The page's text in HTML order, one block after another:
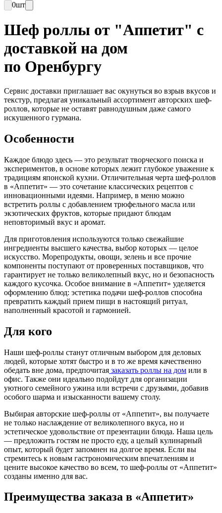
0шт
Шеф роллы от "Аппетит" с
доставкой на дом
по Оренбургу
Сервис доставки приглашает вас окунуться во взрыв вкусов и
текстур, предлагая уникальный ассортимент авторских шеф-
роллов, которые не оставят равнодушным даже самого
искушенного гурмана.
Особенности
Каждое блюдо здесь — это результат творческого поиска и
экспериментов, в основе которых лежит глубокое уважение к
традициям японской кухни. Отличительная черта шеф-роллов
в «Аппетит» — это сочетание классических рецептов с
инновационными идеями. Например, в меню можно
встретить роллы с добавлением трюфельного масла или
экзотических фруктов, которые придают блюдам
неповторимый вкус и аромат.
Для приготовления используются только свежайшие
ингредиенты высшего качества, выбор которых — целое
искусство. Морепродукты, овощи, зелень и все прочие
компоненты поступают от проверенных поставщиков, что
гарантирует не только великолепный вкус, но и безопасность
каждого кусочка. Особое внимание в «Аппетит» уделяется
оформлению блюд: эстетика подачи шеф-роллов способна
превратить каждый прием пищи в настоящий ритуал,
наполненный красотой и гармонией.
Для кого
Наши шеф-роллы станут отличным выбором для деловых
людей, которые хотят быстро и в то же время качественно
обедать вне дома, предпочитая заказать роллы на дом или в
офис. Также они идеально подойдут для организации
уютного семейного ужина или встречи с друзьями, добавив
особого шарма и изысканности вашему столу.
Выбирая авторские шеф-роллы от «Аппетит», вы получаете
не только наслаждение от великолепного вкуса, но и
эстетическое удовольствие от презентации блюда. Наша цель
— предложить гостям не просто еду, а целый кулинарный
опыт, который будет запомнен на долгое время. Если вы
стремитесь к новым гастрономическим впечатлениям и
цените высокое качество во всем, то шеф-роллы от «Аппетит»
созданы именно для вас.
Преимущества заказа в «Аппетит»